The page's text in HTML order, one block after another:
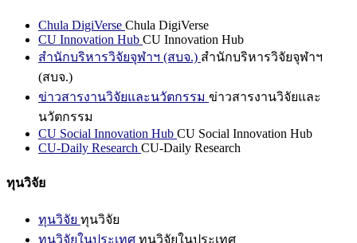
Chula DigiVerse Chula DigiVerse
CU Innovation Hub CU Innovation Hub
สำนักบริหารวิจัยจุฬาฯ (สบจ.) สำนักบริหารวิจัยจุฬาฯ
(สบจ.)
ข่าวสารงานวิจัยและนวัตกรรม ข่าวสารงานวิจัยและ
นวัตกรรม
CU Social Innovation Hub CU Social Innovation Hub
CU-Daily Research CU-Daily Research
ทุนวิจัย
ทุนวิจัย ทุนวิจัย
ทุนวิจัยในประเทศ ทุนวิจัยในประเทศ